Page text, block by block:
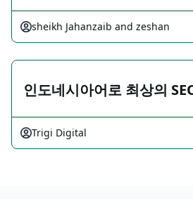
sheikh Jahanzaib and zeshan
인도네시아어로 최상의
Trigi Digital